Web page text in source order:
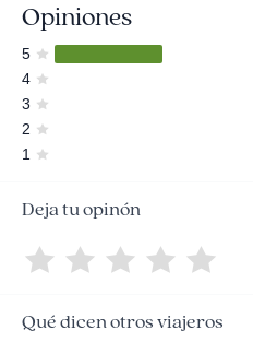
Opiniones
5
4
3
2
1
Deja tu opinón
Qué dicen otros viajeros